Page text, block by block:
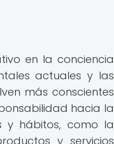
en la conciencia
actuales y las
más conscientes
hacia la
y hábitos, como la
y servicios